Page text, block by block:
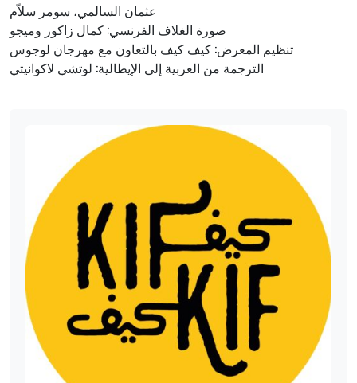
عثمان السالمي، سومر سلاّم
صورة الغلاف الفرنسي: كمال زاكور وميجو
تنظيم المعرض: كيف كيف بالتعاون مع مهرجان لوجوس
الترجمة من العربية إلى الإيطالية: لوتشي لاكوانيتي